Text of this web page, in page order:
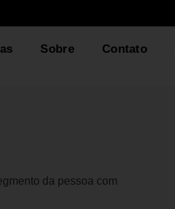
Sobre Contato
da pessoa com